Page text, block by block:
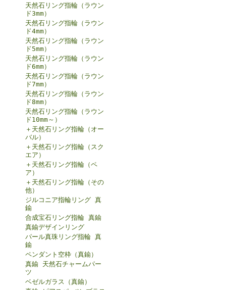
天然石リング指輪（ラウン
ド3mm）
天然石リング指輪（ラウン
ド4mm）
天然石リング指輪（ラウン
ド5mm）
天然石リング指輪（ラウン
ド6mm）
天然石リング指輪（ラウン
ド7mm）
天然石リング指輪（ラウン
ド8mm）
天然石リング指輪（ラウン
ド10mm～）
＋天然石リング指輪（オー
バル）
＋天然石リング指輪（スク
エア）
＋天然石リング指輪（ペ
ア）
＋天然石リング指輪（その
他）
ジルコニア指輪リング 真
鍮
合成宝石リング指輪 真鍮
真鍮デザインリング
パール真珠リング指輪 真
鍮
ペンダント空枠（真鍮）
真鍮 天然石チャームパー
ツ
ベゼルガラス（真鍮）